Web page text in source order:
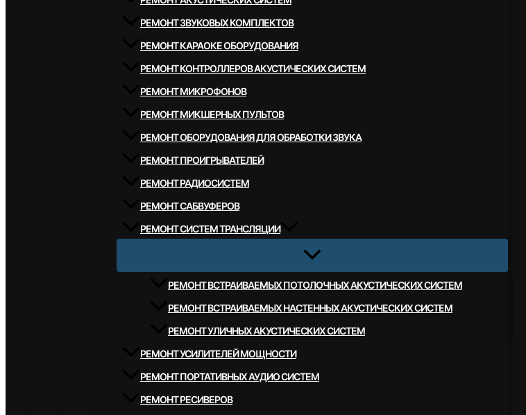
РЕМОНТ ЗВУКОВЫХ КОМПЛЕКТОВ
РЕМОНТ КАРАОКЕ ОБОРУДОВАНИЯ
РЕМОНТ КОНТРОЛЛЕРОВ АКУСТИЧЕСКИХ СИСТЕМ
РЕМОНТ МИКРОФОНОВ
РЕМОНТ МИКШЕРНЫХ ПУЛЬТОВ
РЕМОНТ ОБОРУДОВАНИЯ ДЛЯ ОБРАБОТКИ ЗВУКА
РЕМОНТ ПРОИГРЫВАТЕЛЕЙ
РЕМОНТ РАДИОСИСТЕМ
РЕМОНТ САБВУФЕРОВ
РЕМОНТ СИСТЕМ ТРАНСЛЯЦИИ
РЕМОНТ ВСТРАИВАЕМЫХ ПОТОЛОЧНЫХ АКУСТИЧЕСКИХ СИСТЕМ
РЕМОНТ ВСТРАИВАЕМЫХ НАСТЕННЫХ АКУСТИЧЕСКИХ СИСТЕМ
РЕМОНТ УЛИЧНЫХ АКУСТИЧЕСКИХ СИСТЕМ
РЕМОНТ УСИЛИТЕЛЕЙ МОЩНОСТИ
РЕМОНТ ПОРТАТИВНЫХ АУДИО СИСТЕМ
РЕМОНТ РЕСИВЕРОВ